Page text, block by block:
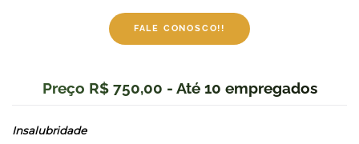
FALE CONOSCO!!
Preço R$ 750,00 - Até 10 empregados
Insalubridade